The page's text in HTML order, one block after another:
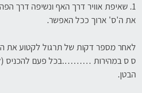
1. שאיפת אוויר דרך האף ונשיפה דרך
את ה'ס' ארוך ככל האפשר.
לאחר מספר דקות של תרגול לקטוע את
ס ס במהירות ……….בכל פעם להכניס
הבטן.